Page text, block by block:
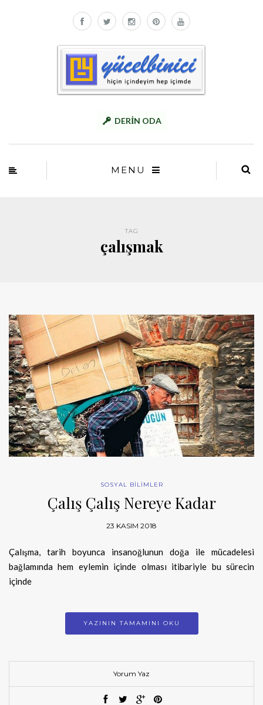
DERİN ODA
MENU
TAG
çalışmak
SOSYAL BİLİMLER
Çalış Çalış Nereye Kadar
23 KASIM 2018
Çalışma, tarih boyunca insanoğlunun doğa ile mücadelesi
bağlamında hem eylemin içinde olması itibariyle bu sürecin
içinde
YAZININ TAMAMINI OKU
Yorum Yaz